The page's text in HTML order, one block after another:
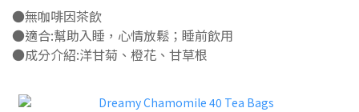
●無咖啡因茶飲
●適合:幫助入睡，心情放鬆；睡前飲用
●成分介紹:洋甘菊、橙花、甘草根